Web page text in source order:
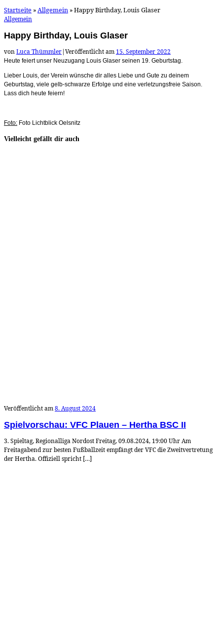
Startseite »Allgemein »Happy Birthday, Louis Glaser
Allgemein
Happy Birthday, Louis Glaser
vonLuca Thümmler|Veröffentlicht am 15. September 2022
Heute feiert unser Neuzugang Louis Glaser seinen 19. Geburtstag.
Lieber Louis, der Verein wünsche dir alles Liebe und Gute zu deinem
Geburtstag, viele gelb-schwarze Erfolge und eine verletzungsfreie Saison.
Lass dich heute feiern!
Foto: Foto Lichtblick Oelsnitz
Vielleicht gefällt dir auch
Veröffentlicht am8. August 2024
Spielvorschau: VFC Plauen – Hertha BSC II
3. Spieltag, Regionalliga Nordost Freitag, 09.08.2024, 19:00 Uhr Am
Freitagabend zur besten Fußballzeit empfängt der VFC die Zweitvertretung
der Hertha. Offiziell spricht […]